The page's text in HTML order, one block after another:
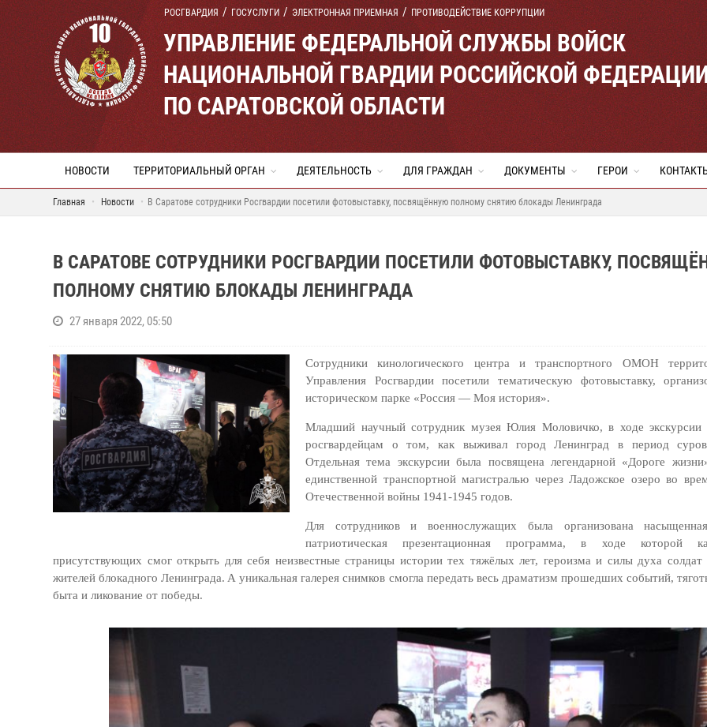
РОСГВАРДИЯ ГОСУСЛУГИ ЭЛЕКТРОННАЯ ПРИЕМНАЯ ПРОТИВОДЕЙСТВИЕ КОРРУПЦИИ
УПРАВЛЕНИЕ ФЕДЕРАЛЬНОЙ СЛУЖБЫ ВОЙСК
НАЦИОНАЛЬНОЙ ГВАРДИИ РОССИЙСКОЙ
ПО САРАТОВСКОЙ ОБЛАСТИ
НОВОСТИ ТЕРРИТОРИАЛЬНЫЙ ОРГАН ДЕЯТЕЛЬНОСТЬ ДЛЯ ГРАЖДАН ДОКУМЕНТЫ ГЕРОИ
Главная Новости В Саратове сотрудники Росгвардии посетили фотовыставку, посвящённую полному снятию блокады Ленинграда
В САРАТОВЕ СОТРУДНИКИ РОСГВАРДИИ ПОСЕТИЛИ ФОТОВЫСТАВКУ,
ПОЛНОМУ СНЯТИЮ БЛОКАДЫ ЛЕНИНГРАДА
27 января 2022, 05:50
Сотрудники кинологического центра и транспортного ОМОН
Управления Росгвардии посетили тематическую фотовыставку,
историческом парке «Россия — Моя история».
Младший научный сотрудник музея Юлия Моловичко, в ходе экскурсии
росгвардейцам о том, как выживал город Ленинград в период
Отдельная тема экскурсии была посвящена легендарной «Дороге
единственной транспортной магистралью через Ладожское озеро во
Отечественной войны 1941-1945 годов.
Для сотрудников и военнослужащих была организована
патриотическая презентационная программа, в ходе которой
присутствующих смог открыть для себя неизвестные страницы истории тех тяжёлых лет, героизма и силы духа
жителей блокадного Ленинграда. А уникальная галерея снимков смогла передать весь драматизм прошедших событий,
быта и ликование от победы.